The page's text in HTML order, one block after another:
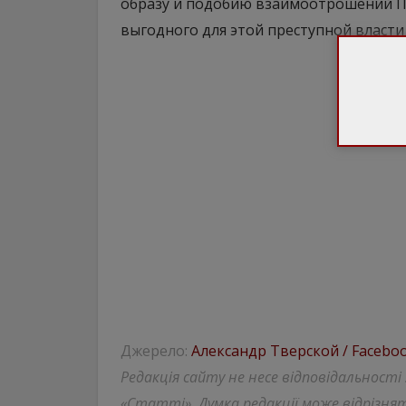
выгодного для этой преступной
Джерело: Александр Тверской /
Редакція сайту не несе